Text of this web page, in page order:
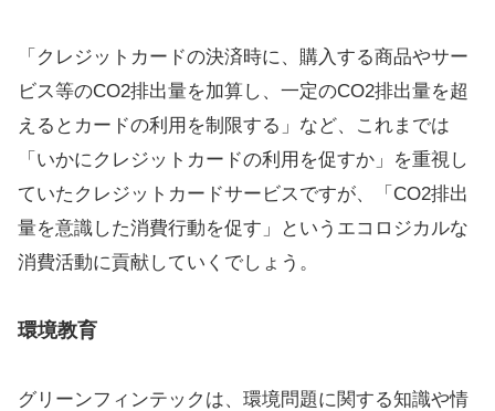
「クレジットカードの決済時に、購入する商品やサー
ビス等のCO2排出量を加算し、一定のCO2排出量を超
えるとカードの利用を制限する」など、これまでは
「いかにクレジットカードの利用を促すか」を重視し
ていたクレジットカードサービスですが、「CO2排出
量を意識した消費行動を促す」というエコロジカルな
消費活動に貢献していくでしょう。
環境教育
グリーンフィンテックは、環境問題に関する知識や情